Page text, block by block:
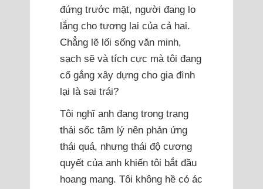
đứng trước mặt, người đang lo
lắng cho tương lai của cả hai.
Chẳng lẽ lối sống văn minh,
sạch sẽ và tích cực mà tôi đang
cố gắng xây dựng cho gia đình
lại là sai trái?
Tôi nghĩ anh đang trong trạng
thái sốc tâm lý nên phản ứng
thái quá, nhưng thái độ cương
quyết của anh khiến tôi bắt đầu
hoang mang. Tôi không hề có ác